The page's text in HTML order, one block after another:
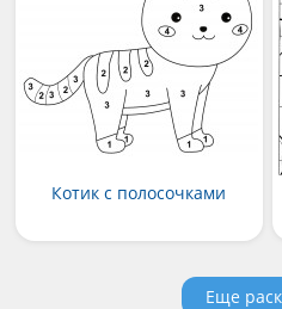
Котик с полосочками
Еще